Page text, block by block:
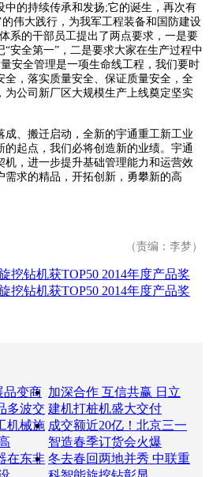
中的持续传承和发扬;它的诞生，再次有
的伟大践行，为我军工程装备和国防建设
系的干部员工提出了两点要求，一是要
安全第一”，二是要求大家在生产过程中
安全管理是一项生命线工程，我们要时
全，落实质量安全、保证质量安全，全
为公司新厂区大规模生产上线奠定坚实
、搬迁启动，全新的宇通重工新工业
的起点，我们必将创造新的业绩。宇通
机，进一步提升基础管理能力和运营效
需求的精品，开拓创新，勇攀新的高
（责编：李梦）
挖钻机获TOP50 2014年度产品奖
挖钻机获TOP50 2014年度产品奖
品变商
多波交
加深合作 互信共赢 日立
建机打桩机盛大交付
机械施 成交额近20亿！北京三一
智造春季订货会火爆
在东非 冬去春回两地并秀 中联重